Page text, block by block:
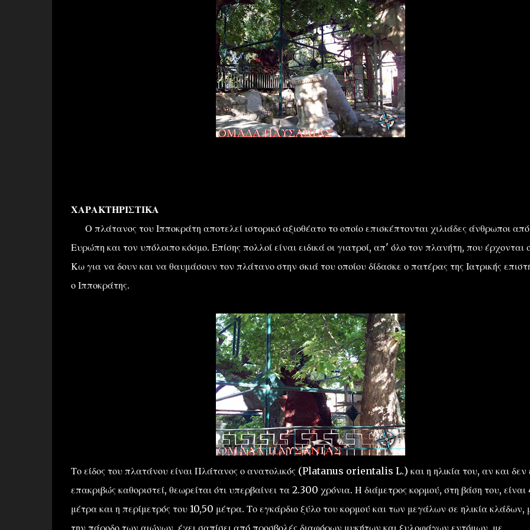
ΧΑΡΑΚΤΗΡΙΣΤΙΚΑ
Ο πλάτανος του Ιπποκράτη αποτελεί ιστορικό αξιοθέατο το οποίο επισκέπτονται χιλιάδες άνθρωποι
Ευρώπη και τον υπόλοιπο κόσμο. Επίσης πολλοί είναι ειδικά οι γιατροί, απ' όλο τον πλανήτη, που έρχονται
Κω για να δουν και να θαυμάσουν τον πλάτανο στην σκιά του οποίου δίδασκε ο πατέρας της Ιατρικής
ο Ιπποκράτης.
Το είδος του πλατάνου είναι Πλάτανος ο ανατολικός (Platanus orientalis L.) και η ηλικία του, αν και δεν
επακριβώς καθοριστεί, θεωρείται ότι υπερβαίνει τα 2.300 χρόνια. Η διάμετρος κορμού, στη βάση του, είναι
μέτρα και η περίμετρός του 10,50 μέτρα. Το εγκάρδιο ξύλο του κορμού και των μεγάλων σε ηλικία κλάδων,
την πάροδο των αιώνων, έχει σαπίσει από προσβολές διαφόρων μυκήτων και ξυλοφάγων εντόμων, με